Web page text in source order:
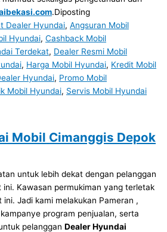
.Diposting
Dealer Hyundai,Angsuran Mobil
Hyundai,Cashback Mobil
Terdekat, Dealer Resmi Mobil
, Harga Mobil Hyundai, Kredit Mobil
Hyundai, Promo Mobil
Mobil Hyundai, Servis Mobil Hyundai
Mobil Cimanggis Depok
untuk lebih dekat dengan pelanggan
ini. Kawasan permukiman yang terletak
ini. Jadi kami melakukan Pameran ,
program penjualan, serta
pelangganDealer Hyundai